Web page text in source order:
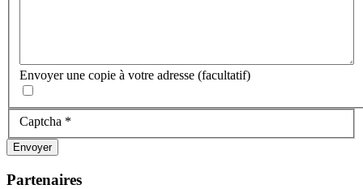
Envoyer une copie à votre adresse (facultatif)
Captcha *
Envoyer
Partenaires